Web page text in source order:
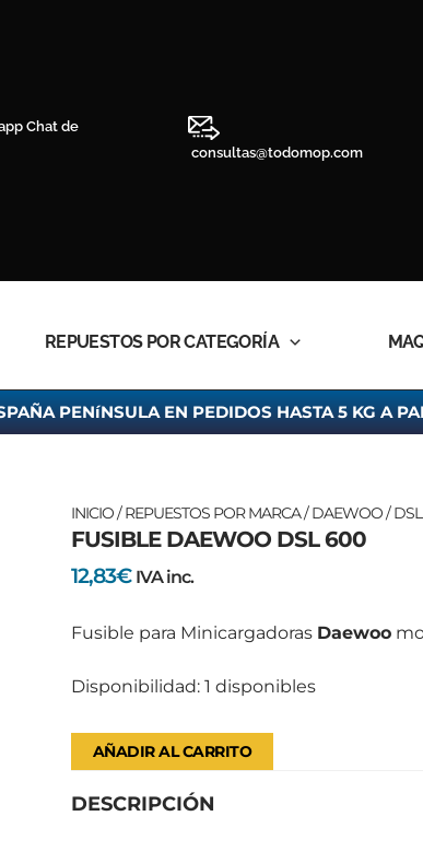
Chat de
consultas@todomop.com
REPUESTOS POR CATEGORÍA
PENíNSULA EN PEDIDOS HASTA 5 KG A
INICIO/REPUESTOS POR MARCA/DAEWOO/
FUSIBLE DAEWOO DSL 600
12,83€ IVA inc.
Fusible para Minicargadoras Daewoo
Disponibilidad: 1 disponibles
FUSIBLE
DAEWOO
DSL
600
AÑADIR AL CARRITO
DESCRIPCIÓN